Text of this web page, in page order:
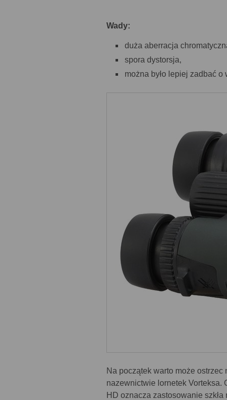
Wady:
duża aberracja
spora dystorsja,
można było lepiej zadbać
Na początek warto może
nazewnictwie lornetek Vorteksa.
HD oznacza zastosowanie